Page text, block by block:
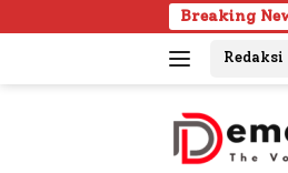
ke
Breaking
103 Kafilah Siap
Redaksi